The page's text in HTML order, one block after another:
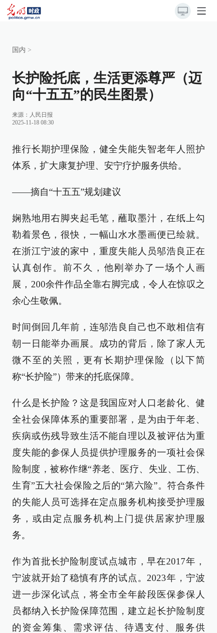
国内 >
长护险托底，生活更添尊严（迈
向“十五五”的民生图景）
来源： 人民日报
2025-11-18 08:30
推行长期护理保险，健全失能失智老年人照护
体系，扩大康复护理、安宁疗护服务供给。
——摘自“十五五”规划建议
娴熟地用右脚夹起毛笔，蘸取墨汁，在纸上勾
勒着景色，很快，一幅山水水墨画便已绘就。
在浙江宁波的家中，重度失能人员邬浩良正在
认真创作。前不久，他刚举办了一场个人画
展，200余件作品全靠右脚完成，令人在惊叹之
余心生敬佩。
时间倒回几年前，连邬浩良自己也不敢相信有
朝一日能举办画展。成功的背后，除了家人无
微不至的关照，更有长期护理保险（以下简
称“长护险”）带来的托底保障。
什么是长护险？这是我国应对人口老龄化、健
全社会保障体系的重要部署，是为由于年老、
疾病或伤残导致生活不能自理以及被评估为重
度失能的参保人员提供护理服务的一项社会保
险制度，被称作继“养老、医疗、失业、工伤、
生育”五大社会保险之后的“第六险”。符合条件
的失能人员可选择在定点服务机构接受护理服
务，或由定点服务机构上门提供居家护理服
务。
作为首批长护险制度试点城市，早在2017年，
宁波就开始了稳慎有序的试点。2023年，宁波
进一步深化试点，将全市全年龄段医保参保人
员都纳入长护险保障范围，建立起长护险制度
的资金筹集、需求评估、待遇支付、服务供